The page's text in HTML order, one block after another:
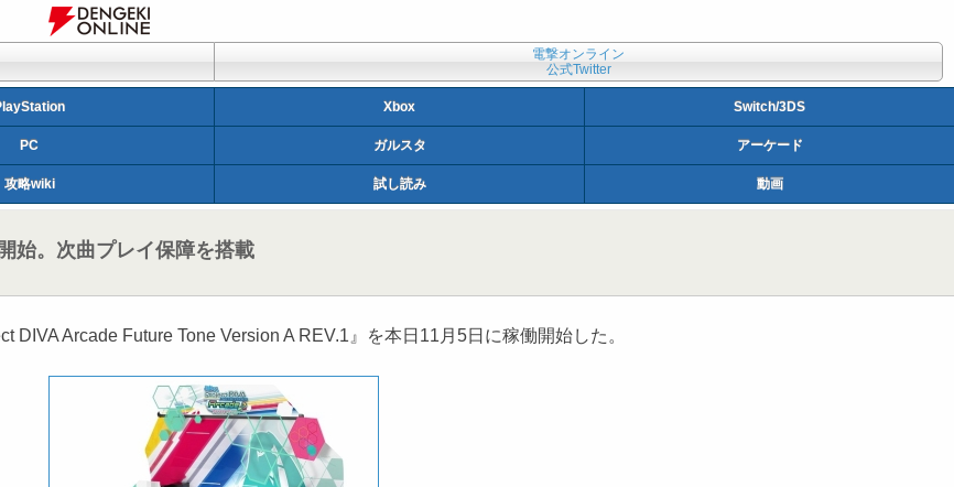
電撃オンライン
公式Twitter
Xbox Switch/3DS
PC ガルスタ アーケード
攻略wiki 試し読み 動画
始。次曲プレイ保障を搭載
Arcade Future Tone Version A REV.1』を本日11月5日に稼働開始した。